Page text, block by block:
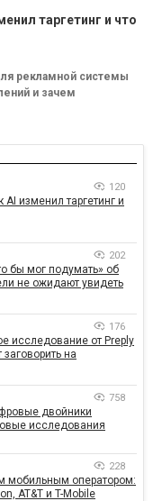
таргетинг и что
рекламной системы
и зачем
120
изменил таргетинг и
202
бы мог подумать» об
не ожидают увидеть
176
исследование от Preply
на
758
двойники
исследования
228
мобильным оператором:
AT&T и T-Mobile